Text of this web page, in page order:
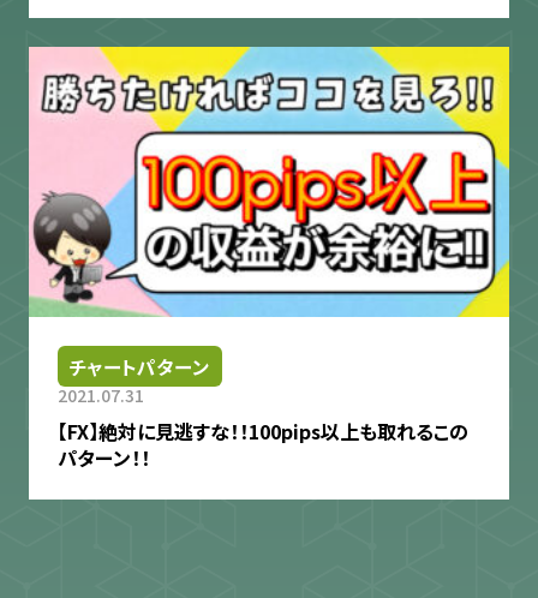
チャートパターン
2021.07.31
【FX】絶対に見逃すな！！100pips以上も取れるこの
パターン！！